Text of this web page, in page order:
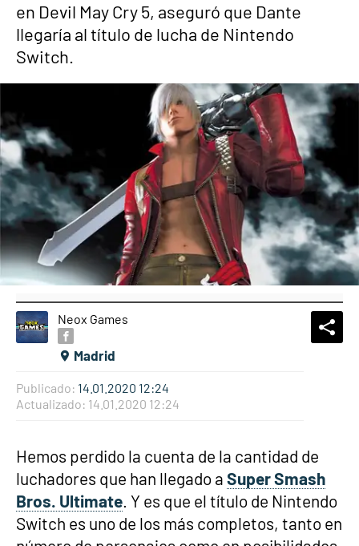
en Devil May Cry 5, aseguró que Dante
llegaría al título de lucha de Nintendo
Switch.
Neox Games
Madrid
Publicado: 14.01.2020 12:24
Actualizado: 14.01.2020 12:24
Hemos perdido la cuenta de la cantidad de
luchadores que han llegado a Super Smash
Bros. Ultimate. Y es que el título de Nintendo
Switch es uno de los más completos, tanto en